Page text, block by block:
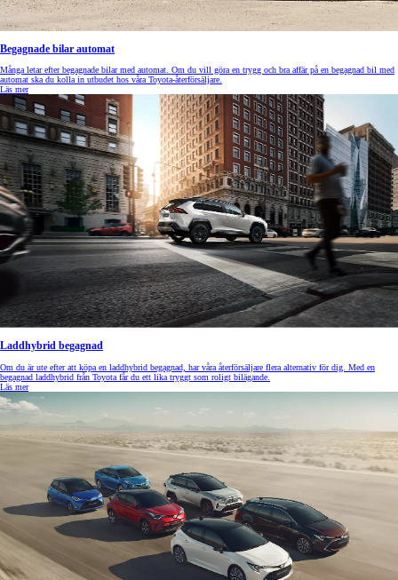
Begagnade bilar automat
Många letar efter begagnade bilar med automat. Om du vill göra en trygg och bra affär på en begagnad bil med
automat ska du kolla in utbudet hos våra Toyota-återförsäljare.
Läs mer
Laddhybrid begagnad
Om du är ute efter att köpa en laddhybrid begagnad, har våra återförsäljare flera alternativ för dig. Med en
begagnad laddhybrid från Toyota får du ett lika tryggt som roligt bilägande.
Läs mer